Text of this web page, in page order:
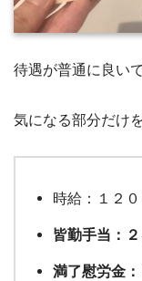
待遇が普通に良い
気になる部分だけ
時給：１２
皆勤手当：
満了慰労金